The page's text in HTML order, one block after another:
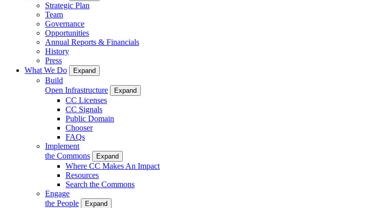
Strategic Plan
Team
Governance
Opportunities
Annual Reports & Financials
History
Press
What We Do
Expand
Build
Open Infrastructure
Expand
CC Licenses
CC Signals
Public Domain
Chooser
FAQs
Implement
the Commons
Expand
Where CC Makes An Impact
Resources
Search the Commons
Engage
the People
Expand